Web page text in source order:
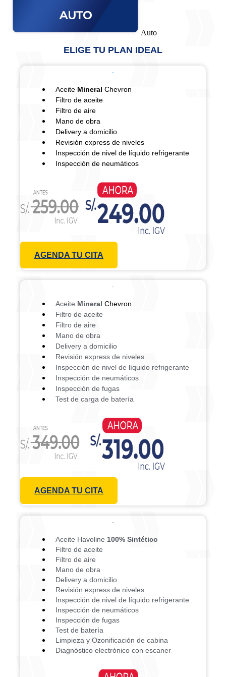
Auto
ELIGE TU PLAN IDEAL
Aceite Mineral Chevron
Filtro de aceite
Filtro de aire
Mano de obra
Delivery a domicilio
Revisión express de niveles
Inspección de nivel de líquido refrigerante
Inspección de neumáticos
AGENDA TU CITA
Aceite Mineral Chevron
Filtro de aceite
Filtro de aire
Mano de obra
Delivery a domicilio
Revisión express de niveles
Inspección de nivel de líquido refrigerante
Inspección de neumáticos
Inspección de fugas
Test de carga de batería
AGENDA TU CITA
Aceite Havoline 100% Sintético
Filtro de aceite
Filtro de aire
Mano de obra
Delivery a domicilio
Revisión express de niveles
Inspección de nivel de líquido refrigerante
Inspección de neumáticos
Inspección de fugas
Test de batería
Limpieza y Ozonificación de cabina
Diagnóstico electrónico con escaner